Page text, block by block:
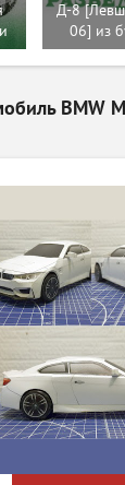
Д-8
06] из
BMW